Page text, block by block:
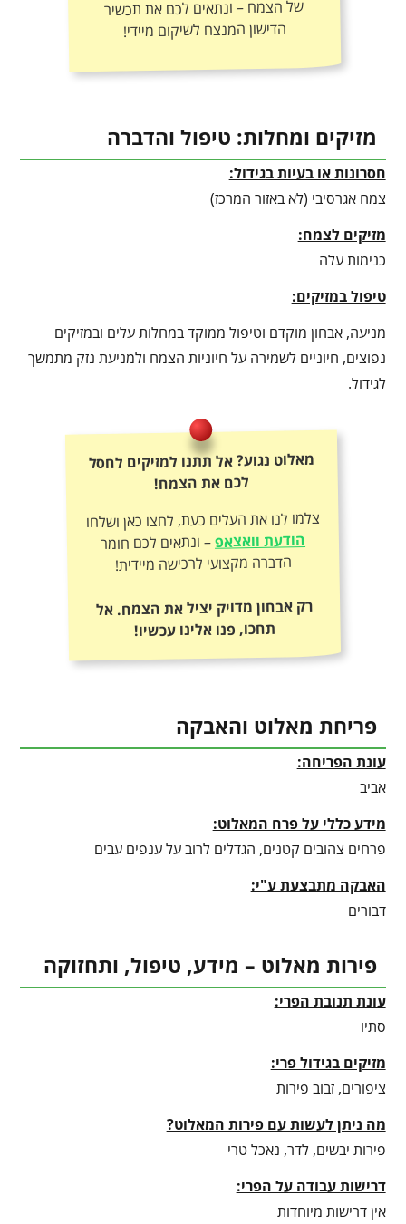
הדישון המנצח לשיקום מיידי!
מזיקים ומחלות: טיפול והדברה
חסרונות או בעיות בגידול:
צמח אגרסיבי (לא באזור המרכז)
מזיקים לצמח:
כנימות עלה
טיפול במזיקים:
מניעה, אבחון מוקדם וטיפול ממוקד במחלות עלים ובמזיקים
נפוצים, חיוניים לשמירה על חיוניות הצמח ולמניעת נזק מתמשך
לגידול.
מאלוט נגוע? אל תתנו למזיקים לחסל
לכם את הצמח!
צלמו לנו את העלים כעת, לחצו כאן ושלחו
הודעת וואצאפ– ונתאים לכם חומר
הדברה מקצועי לרכישה מיידית!
רק אבחון מדויק יציל את הצמח. אל
תחכו, פנו אלינו עכשיו!
פריחת מאלוט והאבקה
עונת הפריחה:
אביב
מידע כללי על פרח המאלוט:
פרחים צהובים קטנים, הגדלים לרוב על ענפים עבים
האבקה מתבצעת ע"י:
דבורים
פירות מאלוט – מידע, טיפול, ותחזוקה
עונת תנובת הפרי:
סתיו
מזיקים בגידול פרי:
ציפורים, זבוב פירות
מה ניתן לעשות עם פירות המאלוט?
פירות יבשים, לדר, נאכל טרי
דרישות עבודה על הפרי:
אין דרישות מיוחדות